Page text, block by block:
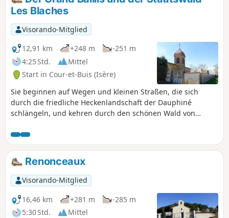
Sehenswürdigkeiten zu entdecken gibt. Die
Wanderung ist auch mit dem Mountainbike
gut zu bewältigen.
Les Blaches
Visorando-Mitglied
12,91 km
+248 m
-251 m
4:25 Std.
Mittel
Start in Cour-et-Buis (Isère)
Sie beginnen auf Wegen und kleinen Straßen, die sich
durch die friedliche Heckenlandschaft der Dauphiné
schlängeln, und kehren durch den schönen Wald von
nennenswerten Schwierigkeiten.
Renonceaux
Visorando-Mitglied
16,46 km
+281 m
-285 m
5:30 Std.
Mittel